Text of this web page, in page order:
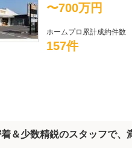
〜700万円
ホームプロ累計成約件数
157件
＆少数精鋭のスタッフで、